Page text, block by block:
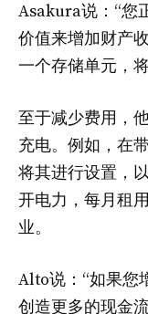
Asakura说：“您
价值来增加财产
一个存储单元，
至于减少费用，
充电。例如，在
将其进行设置，
开电力，每月租
业。
Alto说：“如果您
创造更多的现金